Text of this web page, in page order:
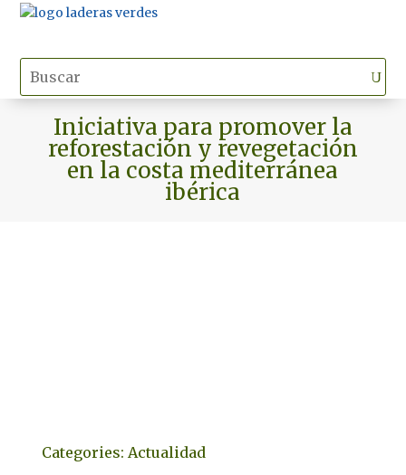
Iniciativa para promover la
reforestación y revegetación
en la costa mediterránea
ibérica
Categories:Actualidad